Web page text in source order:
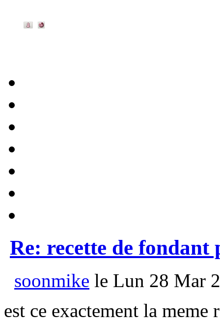
Re: recette de fondant
soonmike le Lun 28 Mar
est ce exactement la meme